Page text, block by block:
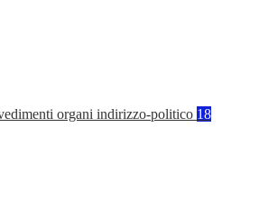
organi indirizzo-politico 18